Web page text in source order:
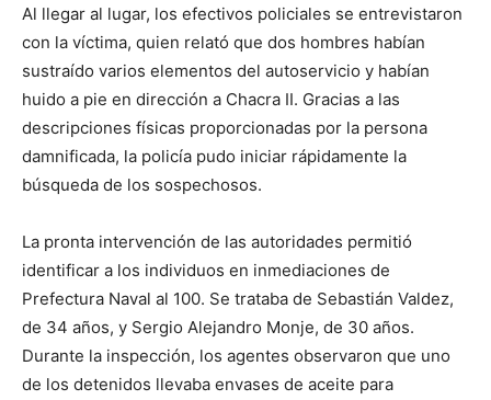
Al llegar al lugar, los efectivos policiales se entrevistaron
con la víctima, quien relató que dos hombres habían
sustraído varios elementos del autoservicio y habían
huido a pie en dirección a Chacra II. Gracias a las
descripciones físicas proporcionadas por la persona
damnificada, la policía pudo iniciar rápidamente la
búsqueda de los sospechosos.
La pronta intervención de las autoridades permitió
identificar a los individuos en inmediaciones de
Prefectura Naval al 100. Se trataba de Sebastián Valdez,
de 34 años, y Sergio Alejandro Monje, de 30 años.
Durante la inspección, los agentes observaron que uno
de los detenidos llevaba envases de aceite para